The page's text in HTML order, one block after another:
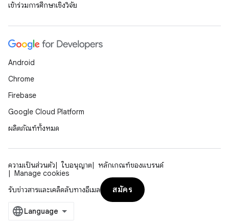
เข้าร่วมการศึกษาเชิงวิจัย
Android
Chrome
Firebase
Google Cloud Platform
ผลิตภัณฑ์ทั้งหมด
ความเป็นส่วนตัว ใบอนุญาต
หลักเกณฑ์ของแบรนด์
Manage cookies
รับข่าวสารและเคล็ดลับทางอีเมล
สมัคร